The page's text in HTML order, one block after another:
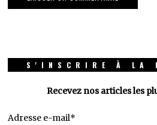
S'INSCRIRE À LA
Recevez nos articles les
Adresse e-mail*